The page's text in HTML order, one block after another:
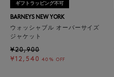
ギフトラッピング不可
BARNEYS NEW YORK
ウォッシャブル オーバーサイズ
ジャケット
¥20,900
¥12,540 40% OFF